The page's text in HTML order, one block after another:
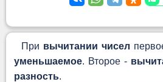
При вычитании чисел
уменьшаемое. Второе -
разность.